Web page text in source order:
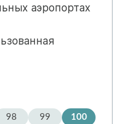
аэропортах
98 99
100